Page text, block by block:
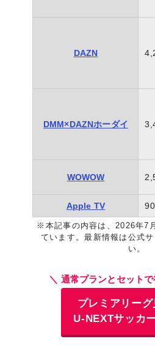
DAZN
DMM×DAZNホーダイ
WOWOW
Apple TV
※本記事の内容は、2026年7
ています。最新情報は公式
い。
＼ 通常プランとセット
プレミアリー
U-NEXTサッカ